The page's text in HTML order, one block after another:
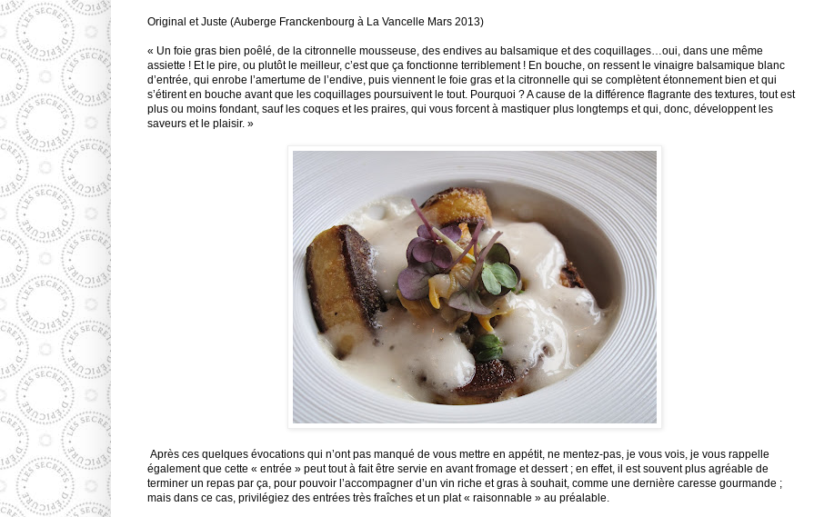
Original et Juste (Auberge Franckenbourg à La Vancelle Mars 2013)
« Un foie gras bien poêlé, de la citronnelle mousseuse, des endives au balsamique et des coquillages…oui, dans une même
assiette ! Et le pire, ou plutôt le meilleur, c’est que ça fonctionne terriblement ! En bouche, on ressent le vinaigre balsamique blanc
d’entrée, qui enrobe l’amertume de l’endive, puis viennent le foie gras et la citronnelle qui se complètent étonnement bien et qui
s’étirent en bouche avant que les coquillages poursuivent le tout. Pourquoi ? A cause de la différence flagrante des textures, tout est
plus ou moins fondant, sauf les coques et les praires, qui vous forcent à mastiquer plus longtemps et qui, donc, développent les
saveurs et le plaisir. »
Après ces quelques évocations qui n’ont pas manqué de vous mettre en appétit, ne mentez-pas, je vous vois, je vous rappelle
également que cette « entrée » peut tout à fait être servie en avant fromage et dessert ; en effet, il est souvent plus agréable de
terminer un repas par ça, pour pouvoir l’accompagner d’un vin riche et gras à souhait, comme une dernière caresse gourmande ;
mais dans ce cas, privilégiez des entrées très fraîches et un plat « raisonnable » au préalable.